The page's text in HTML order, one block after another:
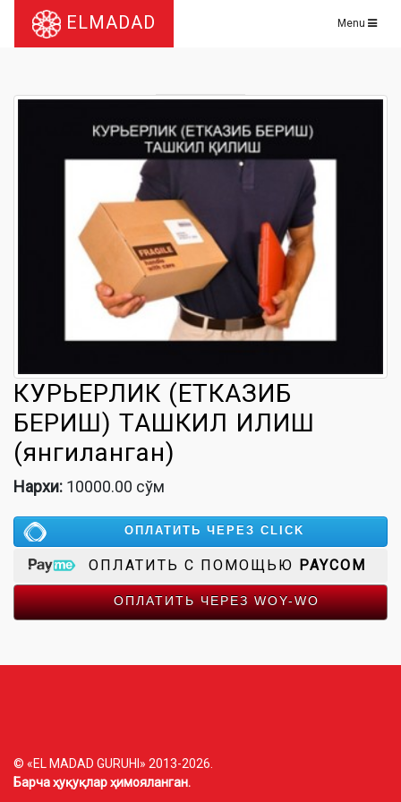
ELMADAD Menu
КУРЬЕРЛИК (ЕТКАЗИБ
БЕРИШ) ТАШКИЛ ҚИЛИШ
(янгиланган)
Нархи: 10000.00 сўм
ОПЛАТИТЬ ЧЕРЕЗ CLICK
ОПЛАТИТЬ С ПОМОЩЬЮ PAYCOM
ОПЛАТИТЬ ЧЕРЕЗ WOY-WO
© «EL MADAD GURUHI» 2013-2026.
Барча ҳуқуқлар ҳимояланган.